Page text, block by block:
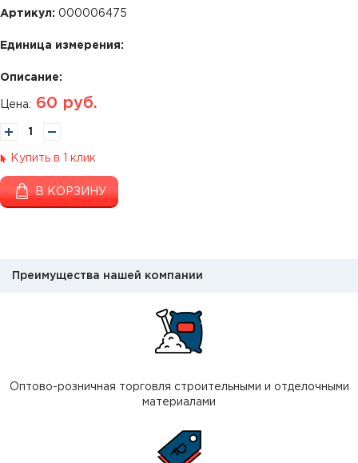
Артикул: 000006475
Единица измерения:
Описание:
Цена: 60 руб.
Купить в 1 клик
В КОРЗИНУ
Преимущества нашей компании
Оптово-розничная торговля строительными и отделочными
материалами